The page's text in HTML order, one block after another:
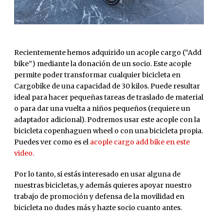
Recientemente hemos adquirido un acople cargo (“Add
bike”) mediante la donación de un socio. Este acople
permite poder transformar cualquier bicicleta en
Cargobike de una capacidad de 30 kilos. Puede resultar
ideal para hacer pequeñas tareas de traslado de material
o para dar una vuelta a niños pequeños (requiere un
adaptador adicional). Podremos usar este acople con la
bicicleta copenhaguen wheel o con una bicicleta propia.
Puedes ver como es el acople cargo add bike en este
video.
Por lo tanto, si estás interesado en usar alguna de
nuestras bicicletas, y además quieres apoyar nuestro
trabajo de promoción y defensa de la movilidad en
bicicleta no dudes más y hazte socio cuanto antes.